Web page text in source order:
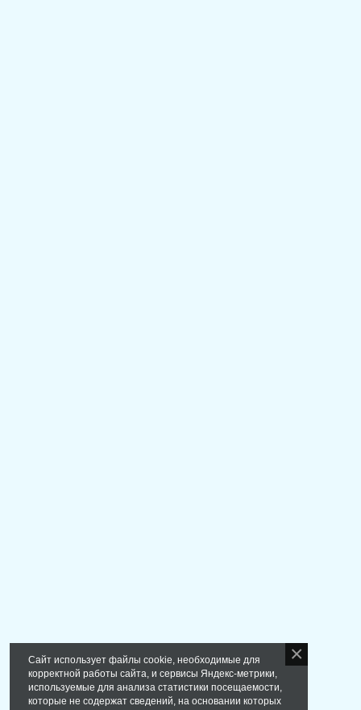
Сайт использует файлы cookie, необходимые для
корректной работы сайта, и сервисы Яндекс-метрики,
используемые для анализа статистики посещаемости,
которые не содержат сведений, на основании которых